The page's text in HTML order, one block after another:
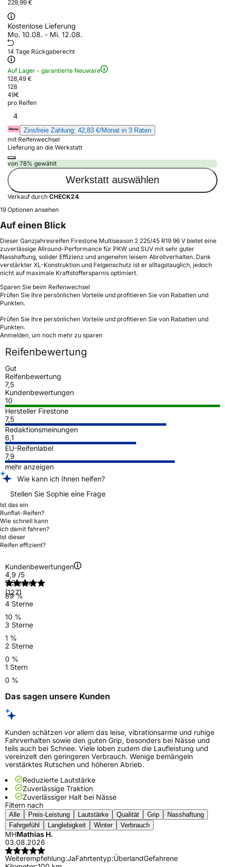
229,99 €
Kostenlose Lieferung
Mo. 10.08. - Mi. 12.08.
14 Tage Rückgaberecht
Auf Lager - garantierte Neuware
128,49 €
128
49€
pro Reifen
4
Zinsfreie Zahlung: 42,83 €/Monat in 3 Raten
mit Reifenwechsel
Lieferung an die Werkstatt
von 78% gewählt
Werkstatt auswählen
Verkauf durch CHECK24
19 Optionen ansehen
Auf einen Blick
Dieser Ganzjahresreifen Firestone Multiseason 2 225/45 R19 96 V bietet eine
zuverlässige Allround-Performance für PKW und SUV mit sehr guter
Nasshaftung, solider Effizienz und angenehm leisem Abrollverhalten. Dank
verstärkter XL-Konstruktion und Felgenschutz ist er alltagstauglich, jedoch
nicht auf maximale Kraftstoffersparnis optimiert.
Sparen Sie beim Reifenwechsel
Prüfen Sie Ihre persönlichen Vorteile und profitieren Sie von Rabatten und
Punkten.
Prüfen Sie Ihre persönlichen Vorteile und profitieren Sie von Rabatten und
Punkten.
Anmelden, um noch mehr zu sparen
Reifenbewertung
Gut
Reifenbewertung
7,5
Kundenbewertungen
10
Hersteller Firestone
7,5
Redaktionsmeinungen
6,1
EU-Reifenlabel
7,9
mehr anzeigen
Wie kann ich Ihnen helfen?
Stellen Sie Sophie eine Frage
Ist das ein
Runflat-Reifen?
Wie schnell kann
ich damit fahren?
Ist dieser
Reifen effizient?
Kundenbewertungen
4,9 /5
(127)
5 Sterne
89 %
4 Sterne
10 %
3 Sterne
1 %
2 Sterne
0 %
1 Stern
0 %
Das sagen unsere Kunden
Kunden schätzen vor allem das leise, vibrationsarme und ruhige
Fahrverhalten sowie den guten Grip, besonders bei Nässe und
teils auch bei Schnee. Viele loben zudem die Laufleistung und
vereinzelt den geringeren Verbrauch. Wenige bemängeln
verstärktes Rutschen und höheren Abrieb.
Reduzierte Lautstärke
Zuverlässige Traktion
Zuverlässiger Halt bei Nässe
Filtern nach
Alle Preis-Leistung Lautstärke Qualität Grip
Nasshaftung
Fahrgefühl
Langlebigkeit Winter Verbrauch
MHMathias H.
03.08.2026
Weiterempfehlung:JaFahrtentyp:ÜberlandGefahrene